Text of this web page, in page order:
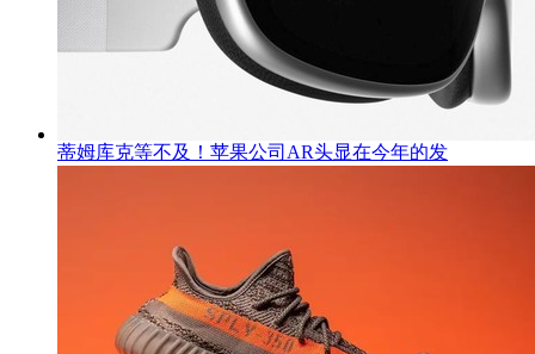
蒂姆库克等不及！苹果公司AR头显在今年的发